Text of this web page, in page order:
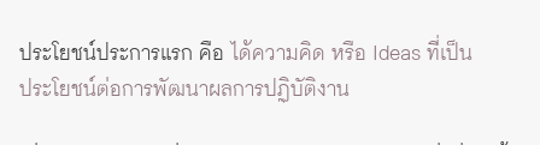
ประโยชน์ประการแรก คือ ได้ความคิด หรือ Ideas ที่เป็น
ประโยชน์ต่อการพัฒนาผลการปฏิบัติงาน